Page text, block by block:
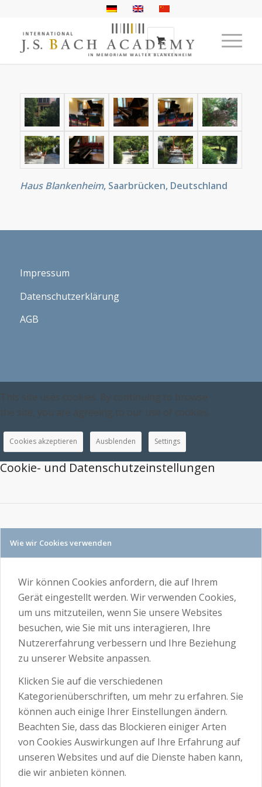
Haus Blankenheim, Saarbrücken, Deutschland
Impressum
Datenschutzerklärung
AGB
This site uses cookies. By continuing to browse
the site, you are agreeing to our use of cookies.
Cookies akzeptieren Ausblenden Settings
Cookie- und Datenschutzeinstellungen
Wie wir Cookies verwenden
Wir können Cookies anfordern, die auf Ihrem
Gerät eingestellt werden. Wir verwenden Cookies,
um uns mitzuteilen, wenn Sie unsere Websites
besuchen, wie Sie mit uns interagieren, Ihre
Nutzererfahrung verbessern und Ihre Beziehung
zu unserer Website anpassen.
Klicken Sie auf die verschiedenen
Kategorienüberschriften, um mehr zu erfahren. Sie
können auch einige Ihrer Einstellungen ändern.
Beachten Sie, dass das Blockieren einiger Arten
von Cookies Auswirkungen auf Ihre Erfahrung auf
unseren Websites und auf die Dienste haben kann,
die wir anbieten können.